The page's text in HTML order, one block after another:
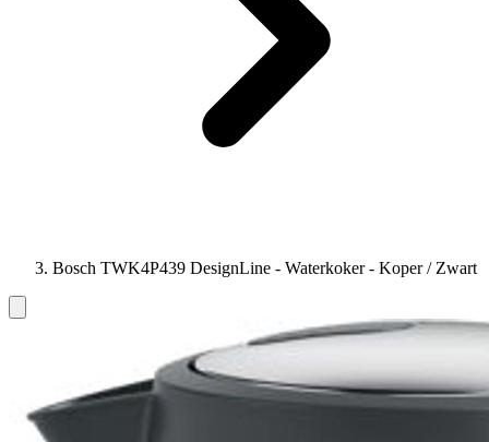
Bosch TWK4P439 DesignLine - Waterkoker - Koper / Zwart